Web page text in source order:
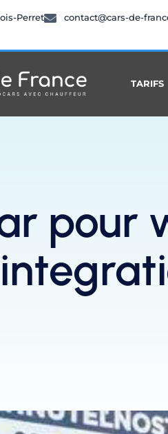
Perret contact@cars-de-
TARIFS
pour